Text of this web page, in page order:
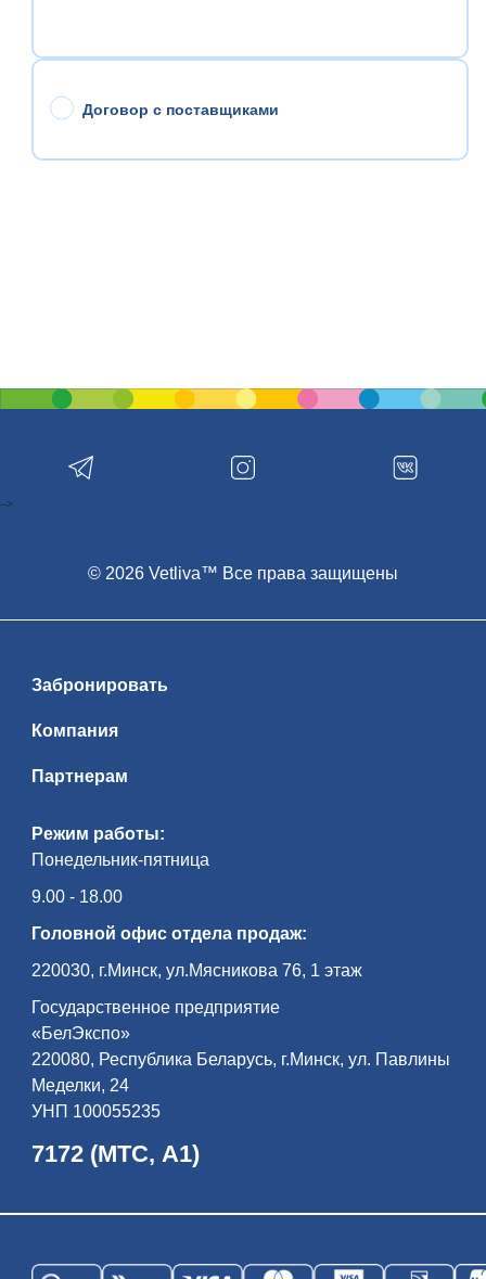
Договор с поставщиками
Режим работы:
Понедельник-пятница
9.00 - 18.00
Головной офис отдела продаж:
220030, г.Минск, ул.Мясникова 76, 1 этаж
Государственное предприятие
«БелЭкспо»
220080, Республика Беларусь, г.Минск, ул. Павлины
Меделки, 24
УНП 100055235
7172 (МТС, А1)
Забронировать
Компания
Партнерам
© 2026 Vetliva™ Все права защищены
-->